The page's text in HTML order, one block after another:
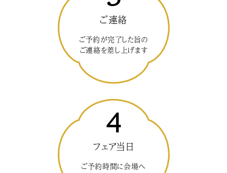
ご連絡
ご予約が完了した旨の
ご連絡を差し上げます
4
フェア当日
ご予約時間に会場へ